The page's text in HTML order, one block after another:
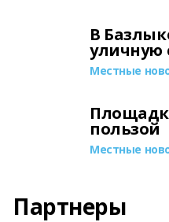
В
уличную
Местные
пользой
Местные
Партнеры